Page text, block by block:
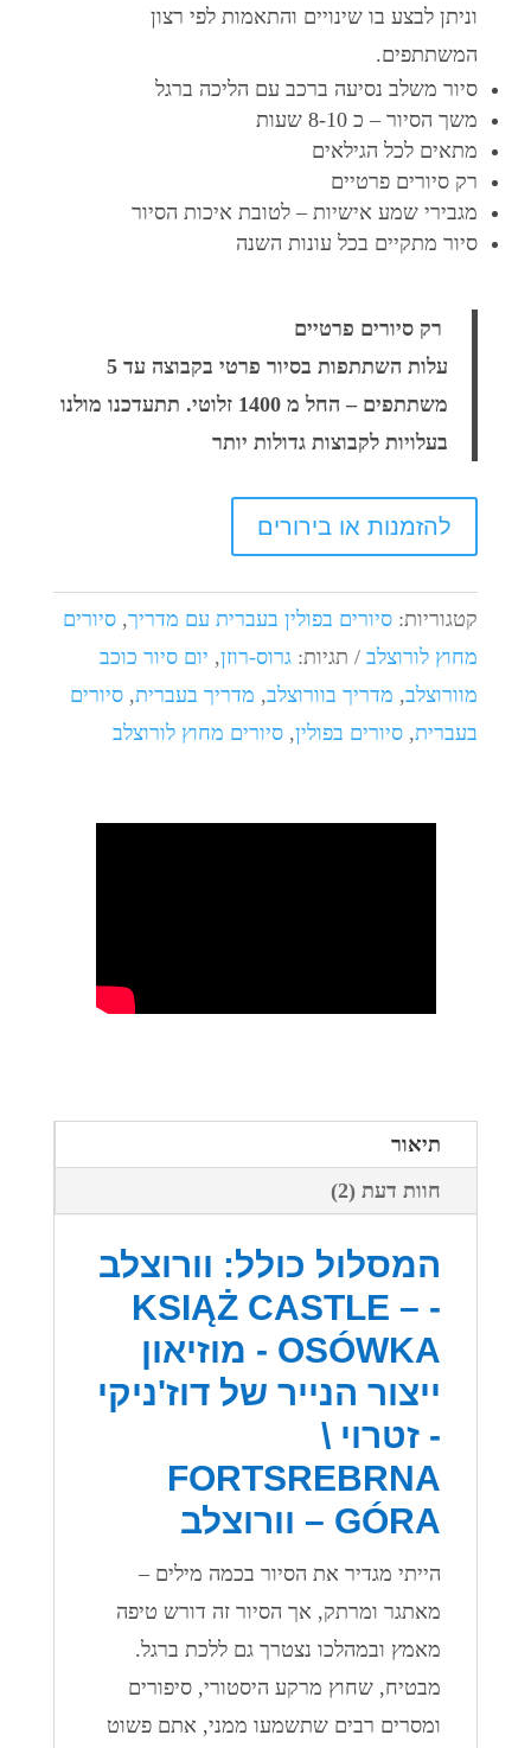
וניתן לבצע בו שינויים והתאמות לפי רצון
המשתתפים.
סיור משלב נסיעה ברכב עם הליכה ברגל
משך הסיור – כ 8-10 שעות
מתאים לכל הגילאים
רק סיורים פרטיים
מגבירי שמע אישיות – לטובת איכות הסיור
סיור מתקיים בכל עונות השנה
רק סיורים פרטיים
עלות השתתפות בסיור פרטי בקבוצה עד 5
משתתפים – החל מ 1400 זלוטי. תתעדכנו מולנו
בעלויות לקבוצות גדולות יותר
להזמנות או בירורים
קטגוריות: סיורים בפולין בעברית עם מדריך, סיורים
מחוץ לורוצלב
תגיות: גרוס-רוזן, יום סיור כוכב
מוורוצלב, מדריך בוורוצלב, מדריך בעברית, סיורים
בעברית, סיורים בפולין, סיורים מחוץ לורוצלב
תיאור
חוות דעת (2)
המסלול כולל: וורוצלב
- KSIĄŻ CASTLE –
OSÓWKA - מוזיאון
ייצור הנייר של דוז'ניקי
- זטרוי \
FORTSREBRNA
GÓRA – וורוצלב
הייתי מגדיר את הסיור בכמה מילים –
מאתגר ומרתק, אך הסיור זה דורש טיפה
מאמץ ובמהלכו נצטרך גם ללכת ברגל.
מבטיח, שחוץ מרקע היסטורי, סיפורים
ומסרים רבים שתשמעו ממני, אתם פשוט